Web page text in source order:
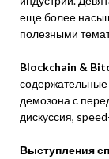
еще более
полезными
Blockchain &
демозона с
дискуссия,
Выступления